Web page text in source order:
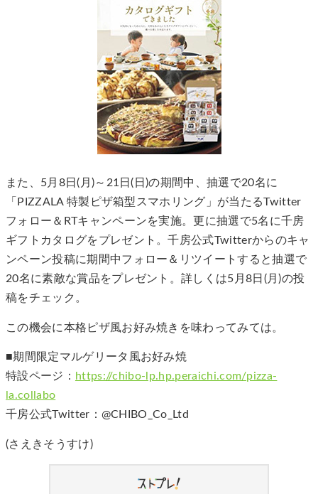
また、5月8日(月)～21日(日)の期間中、抽選で20名に
「PIZZALA 特製ピザ箱型スマホリング」が当たるTwitter
フォロー＆RTキャンペーンを実施。更に抽選で5名に千房
ギフトカタログをプレゼント。千房公式Twitterからのキャ
ンペーン投稿に期間中フォロー＆リツイートすると抽選で
20名に素敵な賞品をプレゼント。詳しくは5月8日(月)の投
稿をチェック。
この機会に本格ピザ風お好み焼きを味わってみては。
■期間限定マルゲリータ風お好み焼
特設ページ： https://chibo-lp.hp.peraichi.com/pizza-
la.collabo
千房公式Twitter：@CHIBO_Co_Ltd
(さえきそうすけ)